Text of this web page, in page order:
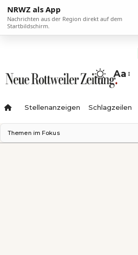
NRWZ als App
Nachrichten aus der Region direkt auf dem
Startbildschirm.
Aa
Stellenanzeigen Schlagzeilen
Themen im Fokus